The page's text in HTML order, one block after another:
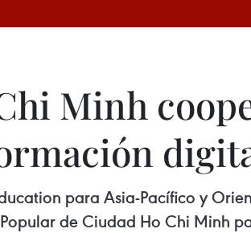
Minh
para Asia-Pacífico y
de Ciudad Ho Chi Minh